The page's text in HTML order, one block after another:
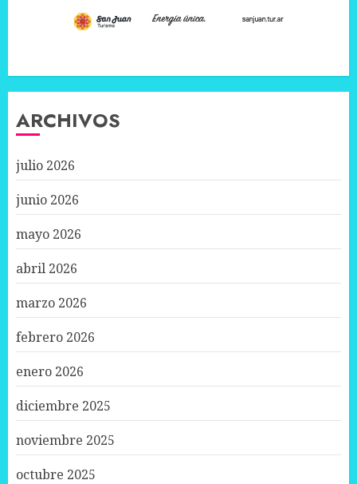
ARCHIVOS
julio 2026
junio 2026
mayo 2026
abril 2026
marzo 2026
febrero 2026
enero 2026
diciembre 2025
noviembre 2025
octubre 2025